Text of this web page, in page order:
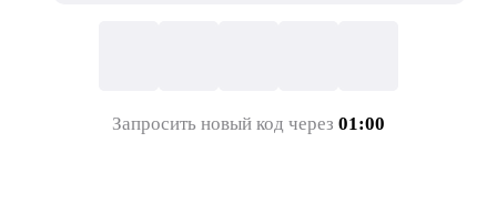
Запросить новый код через 01:00